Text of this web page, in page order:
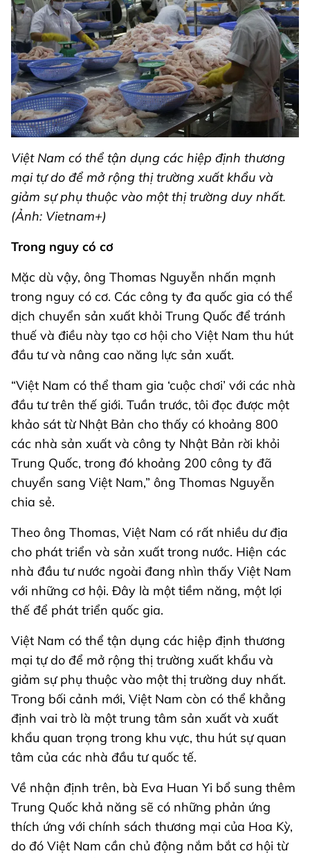
Việt Nam có thể tận dụng các hiệp định thương
mại tự do để mở rộng thị trường xuất khẩu và
giảm sự phụ thuộc vào một thị trường duy nhất.
(Ảnh: Vietnam+)
Trong nguy có cơ
Mặc dù vậy, ông Thomas Nguyễn nhấn mạnh
trong nguy có cơ. Các công ty đa quốc gia có thể
dịch chuyển sản xuất khỏi Trung Quốc để tránh
thuế và điều này tạo cơ hội cho Việt Nam thu hút
đầu tư và nâng cao năng lực sản xuất.
“Việt Nam có thể tham gia ‘cuộc chơi’ với các nhà
đầu tư trên thế giới. Tuần trước, tôi đọc được một
khảo sát từ Nhật Bản cho thấy có khoảng 800
các nhà sản xuất và công ty Nhật Bản rời khỏi
Trung Quốc, trong đó khoảng 200 công ty đã
chuyển sang Việt Nam,” ông Thomas Nguyễn
chia sẻ.
Theo ông Thomas, Việt Nam có rất nhiều dư địa
cho phát triển và sản xuất trong nước. Hiện các
nhà đầu tư nước ngoài đang nhìn thấy Việt Nam
với những cơ hội. Đây là một tiềm năng, một lợi
thế để phát triển quốc gia.
Việt Nam có thể tận dụng các hiệp định thương
mại tự do để mở rộng thị trường xuất khẩu và
giảm sự phụ thuộc vào một thị trường duy nhất.
Trong bối cảnh mới, Việt Nam còn có thể khẳng
định vai trò là một trung tâm sản xuất và xuất
khẩu quan trọng trong khu vực, thu hút sự quan
tâm của các nhà đầu tư quốc tế.
Về nhận định trên, bà Eva Huan Yi bổ sung thêm
Trung Quốc khả năng sẽ có những phản ứng
thích ứng với chính sách thương mại của Hoa Kỳ,
do đó Việt Nam cần chủ động nắm bắt cơ hội từ